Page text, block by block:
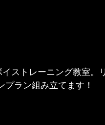
ストレーニング教室。
ラン組み立てます！